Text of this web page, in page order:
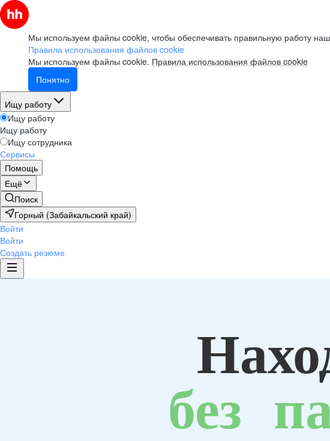
Мы используем файлы cookie, чтобы обеспечивать правильную работу
Правила использования файлов cookie
Мы используем файлы cookie. Правила использования файлов cookie
Понятно
Ищу работу
Ищу работу
Ищу работу
Ищу сотрудника
Сервисы
Помощь
Ещё
Поиск
Горный (Забайкальский край)
Войти
Войти
Создать резюме
без